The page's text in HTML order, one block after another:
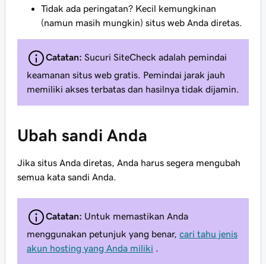
Tidak ada peringatan? Kecil kemungkinan
(namun masih mungkin) situs web Anda diretas.
Catatan: Sucuri SiteCheck adalah pemindai
keamanan situs web gratis. Pemindai jarak jauh
memiliki akses terbatas dan hasilnya tidak dijamin.
Ubah sandi Anda
Jika situs Anda diretas, Anda harus segera mengubah
semua kata sandi Anda.
Catatan: Untuk memastikan Anda
menggunakan petunjuk yang benar, cari tahu jenis
akun hosting yang Anda miliki